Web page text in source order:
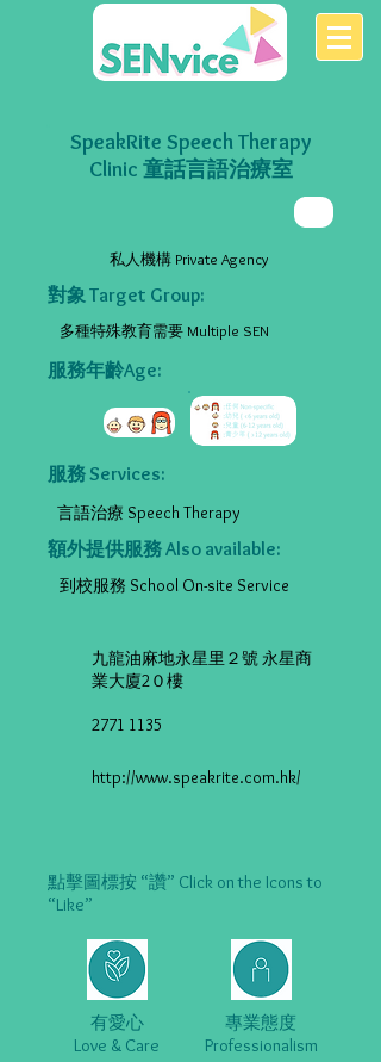
SpeakRite Speech Therapy
Clinic 童話言語治療室
私人機構 Private Agency
對象 Target Group:
多種特殊教育需要 Multiple SEN
服務年齡Age:
服務 Services:
言語治療 Speech Therapy
額外提供服務 Also available:
到校服務 School On-site Service
九龍油麻地永星里２號 永星商
業大廈2０樓
2771 1135
http://www.speakrite.com.hk/
點擊圖標按 “讚” Click on the Icons to
“Like”
有愛心
Love & Care
專業態度
Professionalism